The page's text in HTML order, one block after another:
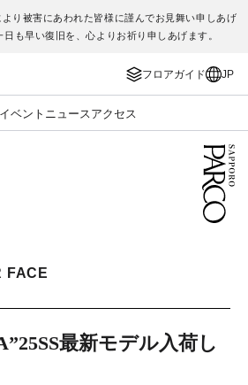
り被害にあわれた皆様に謹んでお見舞い申しあげ
も早い復旧を、心よりお祈り申しあげます。
フロアガイド JP
イベント ニュース アクセス
FACE
最新モデル入荷し